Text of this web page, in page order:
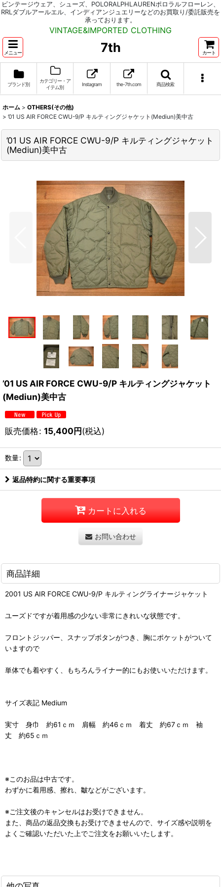
ビンテージウェア、シューズ、POLORALPHLAURENポロラルフローレン、
RRLダブルアールエル、インディアンジュエリーなどのお買取り/委託販売を
承っております。
VINTAGE&IMPORTED CLOTHING
メニュー 7th カート
ブランド別
カテゴリー・ア
イテム別
Instagram the-7th.com 商品検索
ホーム > OTHERS(その他)
> ’01 US AIR FORCE CWU-9/P キルティングジャケット(Mediun)美中古
’01 US AIR FORCE CWU-9/P キルティングジャケット
(Mediun)美中古
’01 US AIR FORCE CWU-9/P キルティングジャケット
(Mediun)美中古
販売価格: 15,400円(税込)
数量:
返品特約に関する重要事項
カートに入れる
お問い合わせ
商品詳細
2001 US AIR FORCE CWU-9/P キルティングライナージャケット
ユーズドですが着用感の少ない非常にきれいな状態です。
フロントジッパー、スナップボタンがつき、胸にポケットがついて
いますので
単体でも着やすく、もちろんライナー的にもお使いいただけます。
サイズ表記 Medium
実寸 身巾 約61ｃｍ 肩幅 約46ｃｍ 着丈 約67ｃｍ 袖
丈 約65ｃｍ
※このお品は中古です。
わずかに着用感、擦れ、皺などがございます。
※ご注文後のキャンセルはお受けできません。
また、商品の返品交換もお受けできませんので、サイズ感や説明を
よくご確認いただいた上でご注文をお願いいたします。